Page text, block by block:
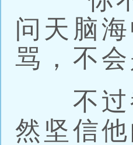
问天脑
骂，不
不过都
然坚信